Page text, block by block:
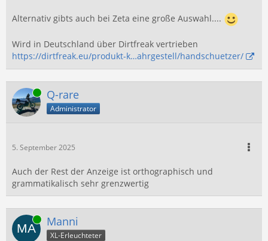
Alternativ gibts auch bei Zeta eine große Auswahl....
Wird in Deutschland über Dirtfreak vertrieben
https://dirtfreak.eu/produkt-k…ahrgestell/handschuetzer/
Online Q-rare
Administrator
5. September 2025
Auch der Rest der Anzeige ist orthographisch und
grammatikalisch sehr grenzwertig
Online Manni
XL-Erleuchteter